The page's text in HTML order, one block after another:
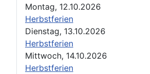
Montag, 12.10.2026
Herbstferien
Dienstag, 13.10.2026
Herbstferien
Mittwoch, 14.10.2026
Herbstferien